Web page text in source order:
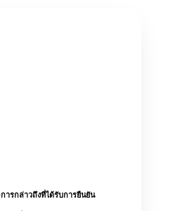
การกล่าวถึงที่ได้รับการยืนยัน